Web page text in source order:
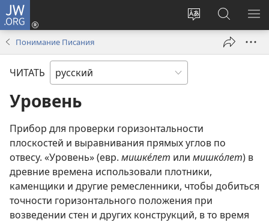
JW.ORG
Изменить
Войти
(открывается
окне)
Поиск
по
jw.org
Понимание Писания
ЧИТАТЬ
Уровень
Прибор для проверки горизонтальности
плоскостей и выравнивания прямых углов по
отвесу. «Уровень» (евр. мишке́лет или мишко́лет) в
древние времена использовали плотники,
каменщики и другие ремесленники, чтобы добиться
точности горизонтального положения при
возведении стен и других конструкций, в то время